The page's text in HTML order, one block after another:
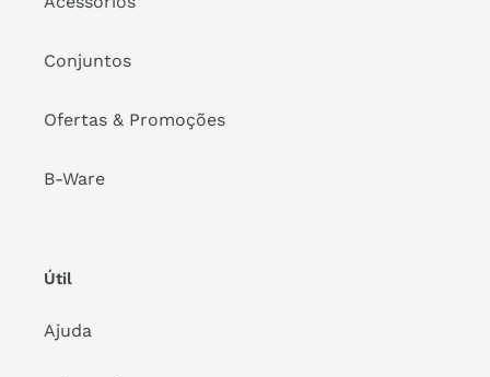
Conjuntos
Ofertas & Promoções
B-Ware
Útil
Ajuda